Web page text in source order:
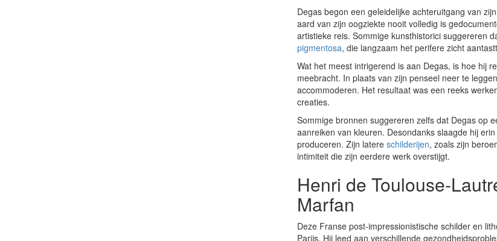
Degas begon een geleidelijke achteruitgang van
aard van zijn oogziekte nooit volledig is
artistieke reis. Sommige kunsthistorici suggereren
pigmentosa, die langzaam het perifere zicht
Wat het meest intrigerend is aan Degas, is hoe hij
meebracht. In plaats van zijn penseel neer te
accommoderen. Het resultaat was een reeks
creaties.
Sommige bronnen suggereren zelfs dat Degas op
aanreiken van kleuren. Desondanks slaagde hij
produceren. Zijn latere schilderijen, zoals zijn
intimiteit die zijn eerdere werk overstijgt.
Henri de Toulouse-
Marfan
Deze Franse post-impressionistische schilder en
Parijs. Hij leed aan verschillende